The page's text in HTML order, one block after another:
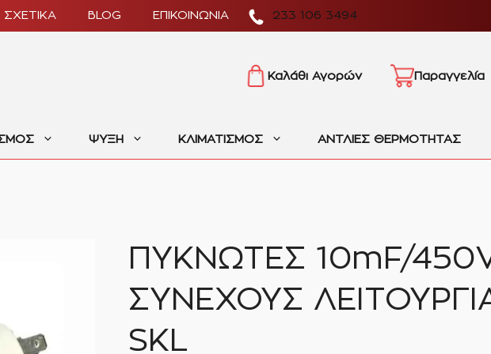
233 106 3494
ΣΧΕΤΙΚΑ BLOG ΕΠΙΚΟΙΝΩΝΙΑ
Καλάθι Αγορών Παραγγελία
ΨΥΞΗ ΚΛΙΜΑΤΙΣΜΟΣ ΑΝΤΛΙΕΣ ΘΕΡΜΟΤΗΤΑΣ
ΠΥΚΝΩΤΕΣ 10mF/
ΣΥΝΕΧΟΥΣ
SKL